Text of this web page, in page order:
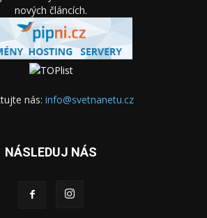
nových článcích.
nás: info@svetnanetu.cz
NÁSLEDUJ NÁS